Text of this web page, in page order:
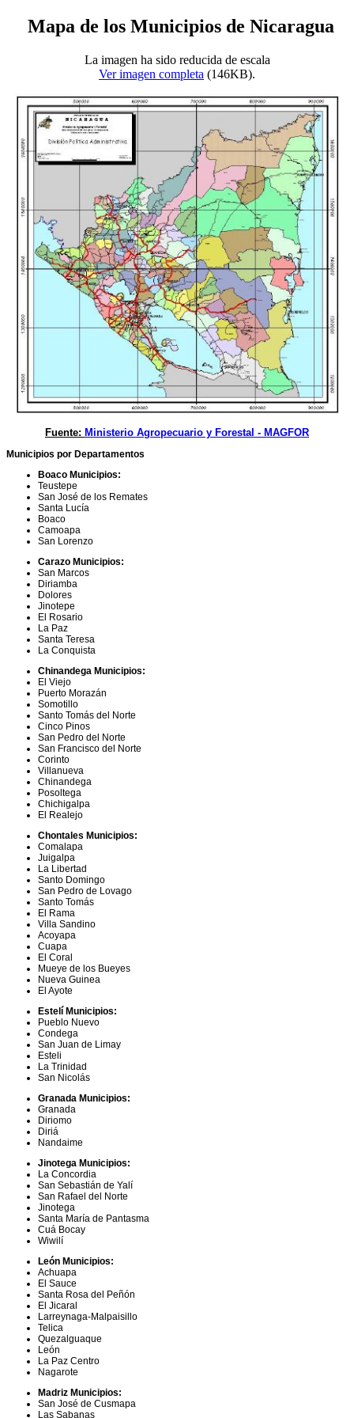
Mapa de los Municipios de Nicaragua
La imagen ha sido reducida de escala
Ver imagen completa (146KB).
Fuente: Ministerio Agropecuario y Forestal - MAGFOR
Municipios por Departamentos
Boaco Municipios:
Teustepe
San José de los Remates
Santa Lucía
Boaco
Camoapa
San Lorenzo
Carazo Municipios:
San Marcos
Diriamba
Dolores
Jinotepe
El Rosario
La Paz
Santa Teresa
La Conquista
Chinandega Municipios:
El Viejo
Puerto Morazán
Somotillo
Santo Tomás del Norte
Cinco Pinos
San Pedro del Norte
San Francisco del Norte
Corinto
Villanueva
Chinandega
Posoltega
Chichigalpa
El Realejo
Chontales Municipios:
Comalapa
Juigalpa
La Libertad
Santo Domingo
San Pedro de Lovago
Santo Tomás
El Rama
Villa Sandino
Acoyapa
Cuapa
El Coral
Mueye de los Bueyes
Nueva Guinea
El Ayote
Estelí Municipios:
Pueblo Nuevo
Condega
San Juan de Limay
Esteli
La Trinidad
San Nicolás
Granada Municipios:
Granada
Diriomo
Diriá
Nandaime
Jinotega Municipios:
La Concordia
San Sebastián de Yalí
San Rafael del Norte
Jinotega
Santa María de Pantasma
Cuá Bocay
Wiwilí
León Municipios:
Achuapa
El Sauce
Santa Rosa del Peñón
El Jicaral
Larreynaga-Malpaisillo
Telica
Quezalguaque
León
La Paz Centro
Nagarote
Madriz Municipios:
San José de Cusmapa
Las Sabanas